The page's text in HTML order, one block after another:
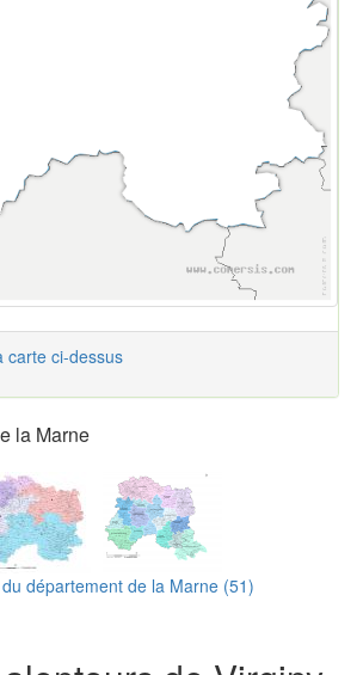
carte ci-dessus
la Marne
département de la Marne (51)